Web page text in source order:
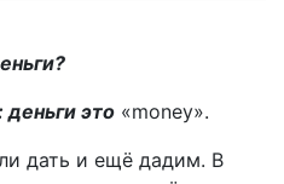
это «money».
дать и ещё дадим. В